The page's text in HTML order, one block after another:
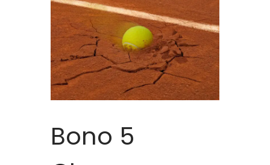
Bono 5